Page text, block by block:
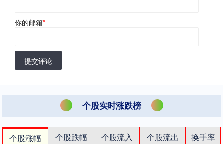
你的邮箱*
提交评论
个股实时涨跌榜
个股涨幅 个股跌幅 个股流入 个股流出
换手率